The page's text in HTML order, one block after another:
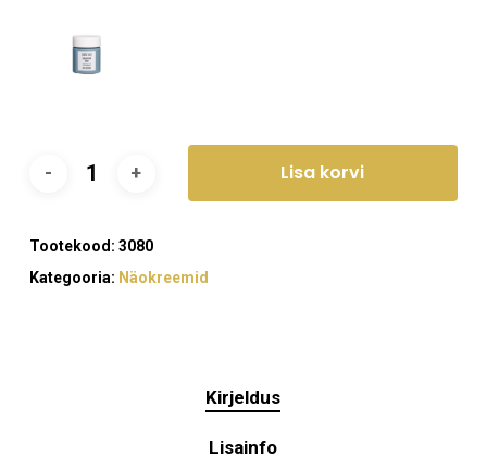
Lisa korvi
Tootekood: 3080
Kategooria: Näokreemid
Kirjeldus
Lisainfo